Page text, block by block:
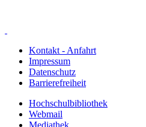
Kontakt - Anfahrt
Impressum
Datenschutz
Barrierefreiheit
Hochschulbibliothek
Webmail
Mediathek